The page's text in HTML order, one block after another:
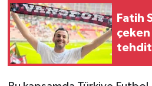
Fatih
çeken